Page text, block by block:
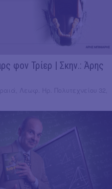
φον Τρίερ | Σκην.: Άρης